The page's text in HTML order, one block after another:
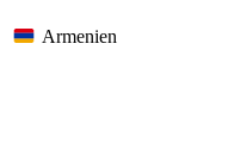
Armenien